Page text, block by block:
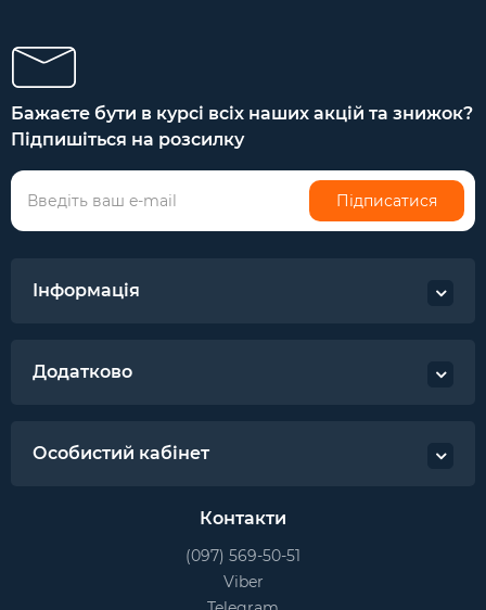
Бажаєте бути в курсі всіх наших акцій та знижок?
Підпишіться на розсилку
Підписатися
Інформація
Додатково
Особистий кабінет
Контакти
(097) 569-50-51
Viber